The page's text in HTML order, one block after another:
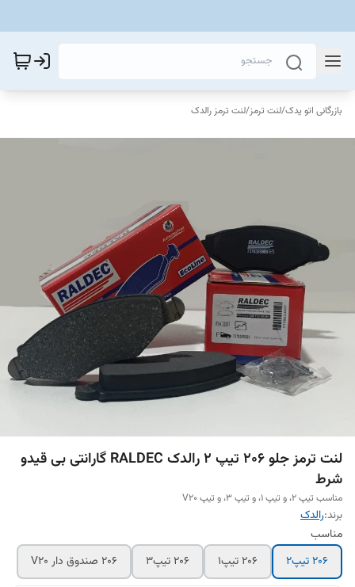
بازرگانی اتو یدک/لنت ترمز/لنت ترمز رالدک
لنت ترمز جلو 206 تیپ 2 رالدک RALDEC گارانتی بی قیدو
شرط
مناسب تیپ 2، و تیپ 1، و تیپ 3، و تیپ V20
برند:رالدک
مناسب
206 تیپ2
206 تیپ1 206 تیپ3 206 صندوق دار V20